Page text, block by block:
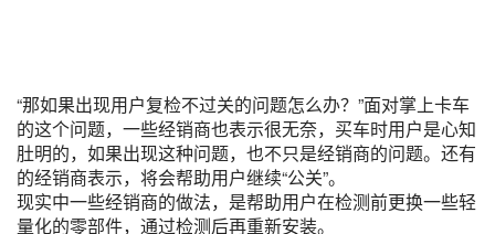
“那如果出现用户复检不过关的问题怎么办？”面对掌上卡车
的这个问题，一些经销商也表示很无奈，买车时用户是心知
肚明的，如果出现这种问题，也不只是经销商的问题。还有
的经销商表示，将会帮助用户继续“公关”。
现实中一些经销商的做法，是帮助用户在检测前更换一些轻
量化的零部件，通过检测后再重新安装。